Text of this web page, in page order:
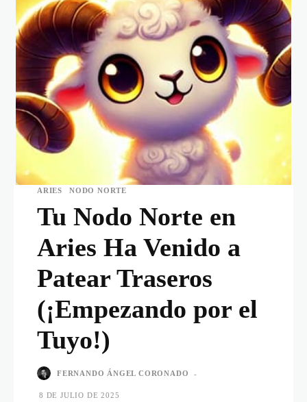
ARIES NODO NORTE
Tu Nodo Norte en
Aries Ha Venido a
Patear Traseros
(¡Empezando por el
Tuyo!)
FERNANDO ÁNGEL CORONADO -
8 DE JULIO DE 2025